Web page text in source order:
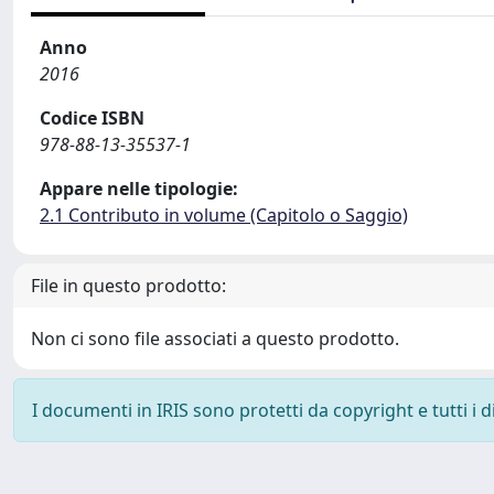
Anno
2016
Codice ISBN
978-88-13-35537-1
Appare nelle tipologie:
2.1 Contributo in volume (Capitolo o Saggio)
File in questo prodotto:
Non ci sono file associati a questo prodotto.
I documenti in IRIS sono protetti da copyright e tutti i